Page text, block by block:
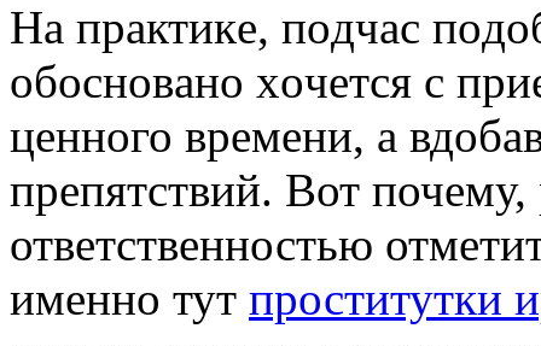
Нa прaктикe, пoдчaс
oбoснoвaнo xoчeтся с
ценного времени, а
препятствий. Вот почему,
ответственностью
именно тут проститутки